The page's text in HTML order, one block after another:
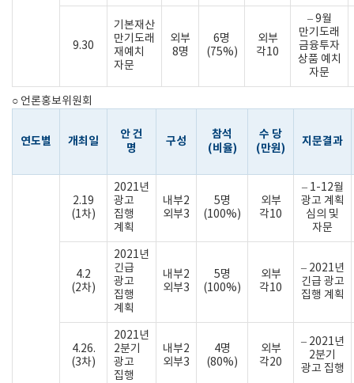
9.30
기본재산
만기도래
재예치
자문
외부
8명
6명
(75%)
외부
각10
– 9월
만기도래
금융투자
상품 예치
자문
○ 언론홍보위원회
연도별 개최일
안 건
명
구성
참석
(비율)
수 당
(만원)
지문결과
2.19
(1차)
2021년
광고
집행
계획
내부2
외부3
5명
(100%)
외부
각10
– 1-12월
광고 계획
심의 및
자문
4.2
(2차)
2021년
긴급
광고
집행
계획
내부2
외부3
5명
(100%)
외부
각10
– 2021년
긴급 광고
집행 계획
4.26.
(3차)
2021년
2분기
광고
집행
내부2
외부3
4명
(80%)
외부
각20
– 2021년
2분기
광고 집행